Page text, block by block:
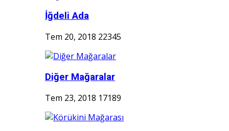
İğdeli Ada
Tem 20, 2018 22345
Diğer Mağaralar
Tem 23, 2018 17189